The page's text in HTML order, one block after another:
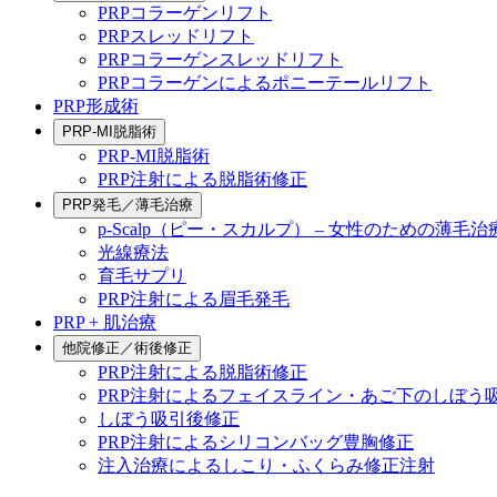
PRPコラーゲンリフト
PRPスレッドリフト
PRPコラーゲンスレッドリフト
PRPコラーゲンによるポニーテールリフト
PRP形成術
PRP-MI脱脂術
PRP-MI脱脂術
PRP注射による脱脂術修正
PRP発毛／薄毛治療
p-Scalp（ピー・スカルプ） – 女性のための薄毛治
光線療法
育毛サプリ
PRP注射による眉毛発毛
PRP + 肌治療
他院修正／術後修正
PRP注射による脱脂術修正
PRP注射によるフェイスライン・あご下のしぼう
しぼう吸引後修正
PRP注射によるシリコンバッグ豊胸修正
注入治療によるしこり・ふくらみ修正注射